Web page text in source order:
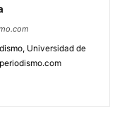
Universidad de